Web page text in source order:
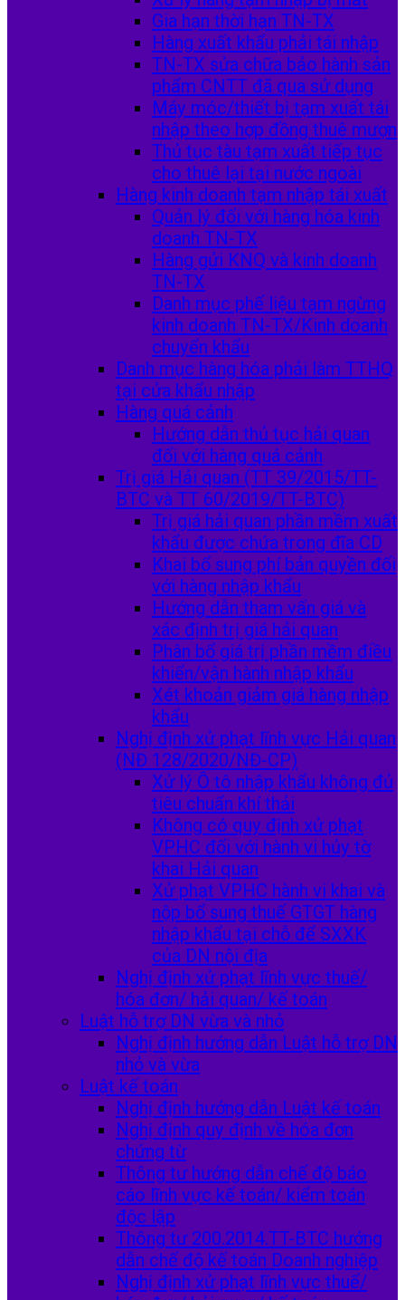
Gia hạn thời hạn TN-TX
Hàng xuất khẩu phải tái nhập
TN-TX sửa chữa bảo hành sản
phẩm CNTT đã qua sử dụng
Máy móc/thiết bị tạm xuất tái
nhập theo hợp đồng thuê mượn
Thủ tục tàu tạm xuất tiếp tục
cho thuê lại tại nước ngoài
Hàng kinh doanh tạm nhập tái xuất
Quản lý đối với hàng hóa kinh
doanh TN-TX
Hàng gửi KNQ và kinh doanh
TN-TX
Danh mục phế liệu tạm ngừng
kinh doanh TN-TX/Kinh doanh
chuyển khẩu
Danh mục hàng hóa phải làm TTHQ
tại cửa khẩu nhập
Hàng quá cảnh
Hướng dẫn thủ tục hải quan
đối với hàng quá cảnh
Trị giá Hải quan (TT 39/2015/TT-
BTC và TT 60/2019/TT-BTC)
Trị giá hải quan phần mềm xuất
khẩu được chứa trong đĩa CD
Khai bổ sung phí bản quyền đối
với hàng nhập khẩu
Hướng dẫn tham vấn giá và
xác định trị giá hải quan
Phân bổ giá trị phần mềm điều
khiển/vận hành nhập khẩu
Xét khoản giảm giá hàng nhập
khẩu
Nghị định xử phạt lĩnh vực Hải quan
(NĐ 128/2020/NĐ-CP)
Xử lý Ô tô nhập khẩu không đủ
tiêu chuẩn khí thải
Không có quy định xử phạt
VPHC đối với hành vi hủy tờ
khai Hải quan
Xử phạt VPHC hành vi khai và
nộp bổ sung thuế GTGT hàng
nhập khẩu tại chỗ để SXXK
của DN nội địa
Nghị định xử phạt lĩnh vực thuế/
hóa đơn/ hải quan/ kế toán
Luật hỗ trợ DN vừa và nhỏ
Nghị định hướng dẫn Luật hỗ trợ DN
nhỏ và vừa
Luật kế toán
Nghị định hướng dẫn Luật kế toán
Nghị định quy định về hóa đơn
chứng từ
Thông tư hướng dẫn chế độ báo
cáo lĩnh vực kế toán/ kiểm toán
độc lập
Thông tư 200.2014.TT-BTC hướng
dẫn chế độ kế toán Doanh nghiệp
Nghị định xử phạt lĩnh vực thuế/